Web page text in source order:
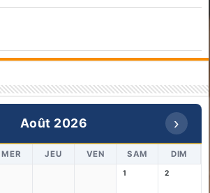
Août 2026 ›
MER JEU VEN SAM DIM
1 2